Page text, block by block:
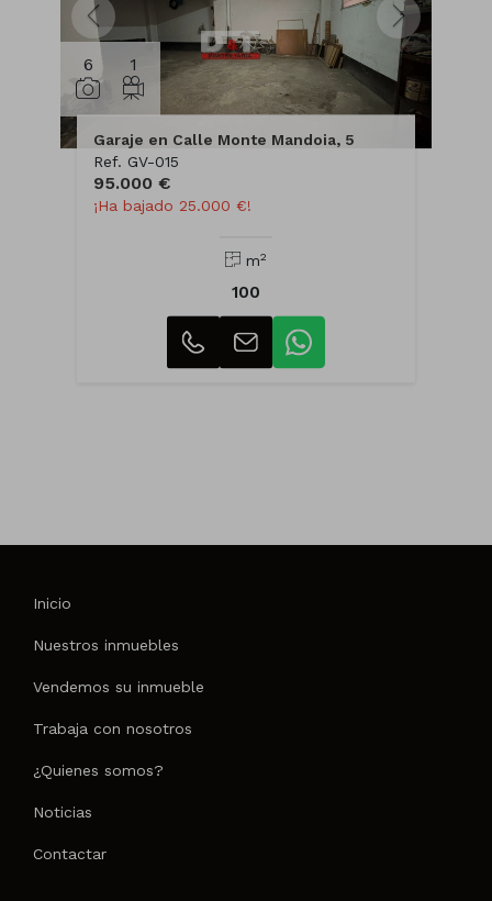
6 1
Garaje en Calle Monte Mandoia, 5
Ref. GV-015
95.000 €
¡Ha bajado 25.000 €!
m2
100
Inicio
Nuestros inmuebles
Vendemos su inmueble
Trabaja con nosotros
¿Quienes somos?
Noticias
Contactar